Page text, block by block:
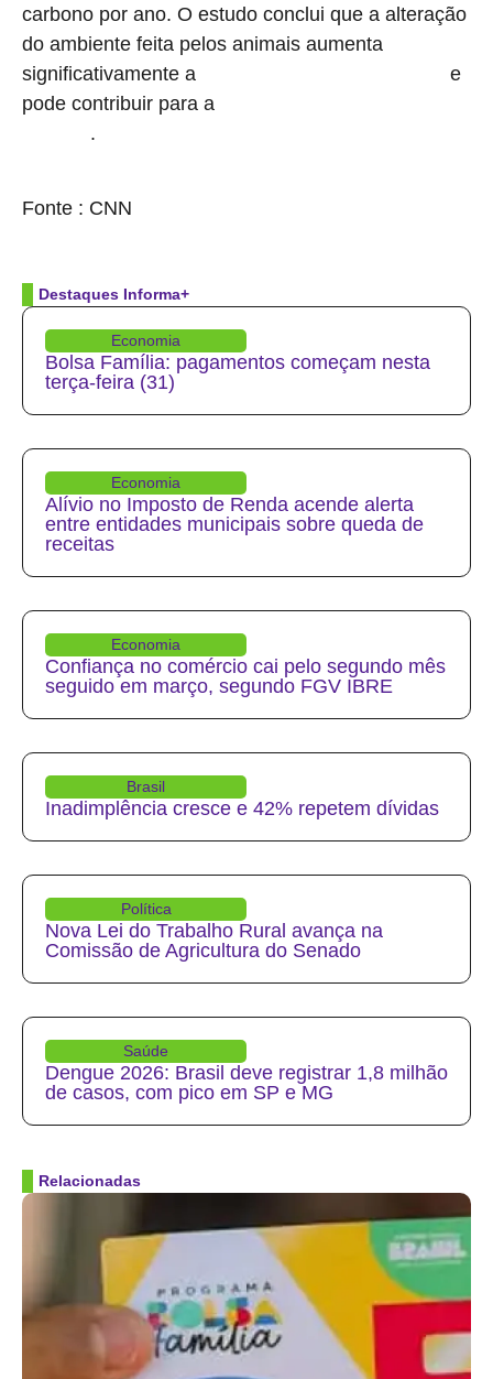
carbono por ano. O estudo conclui que a alteração
do ambiente feita pelos animais aumenta
significativamente a
e
pode contribuir para a
.
Fonte : CNN
Destaques Informa+
Economia
Bolsa Família: pagamentos começam nesta
terça-feira (31)
Economia
Alívio no Imposto de Renda acende alerta
entre entidades municipais sobre queda de
receitas
Economia
Confiança no comércio cai pelo segundo mês
seguido em março, segundo FGV IBRE
Brasil
Inadimplência cresce e 42% repetem dívidas
Política
Nova Lei do Trabalho Rural avança na
Comissão de Agricultura do Senado
Saúde
Dengue 2026: Brasil deve registrar 1,8 milhão
de casos, com pico em SP e MG
Relacionadas